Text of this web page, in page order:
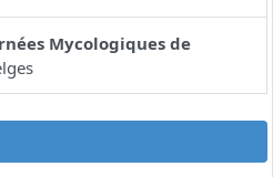
Mycologiques de